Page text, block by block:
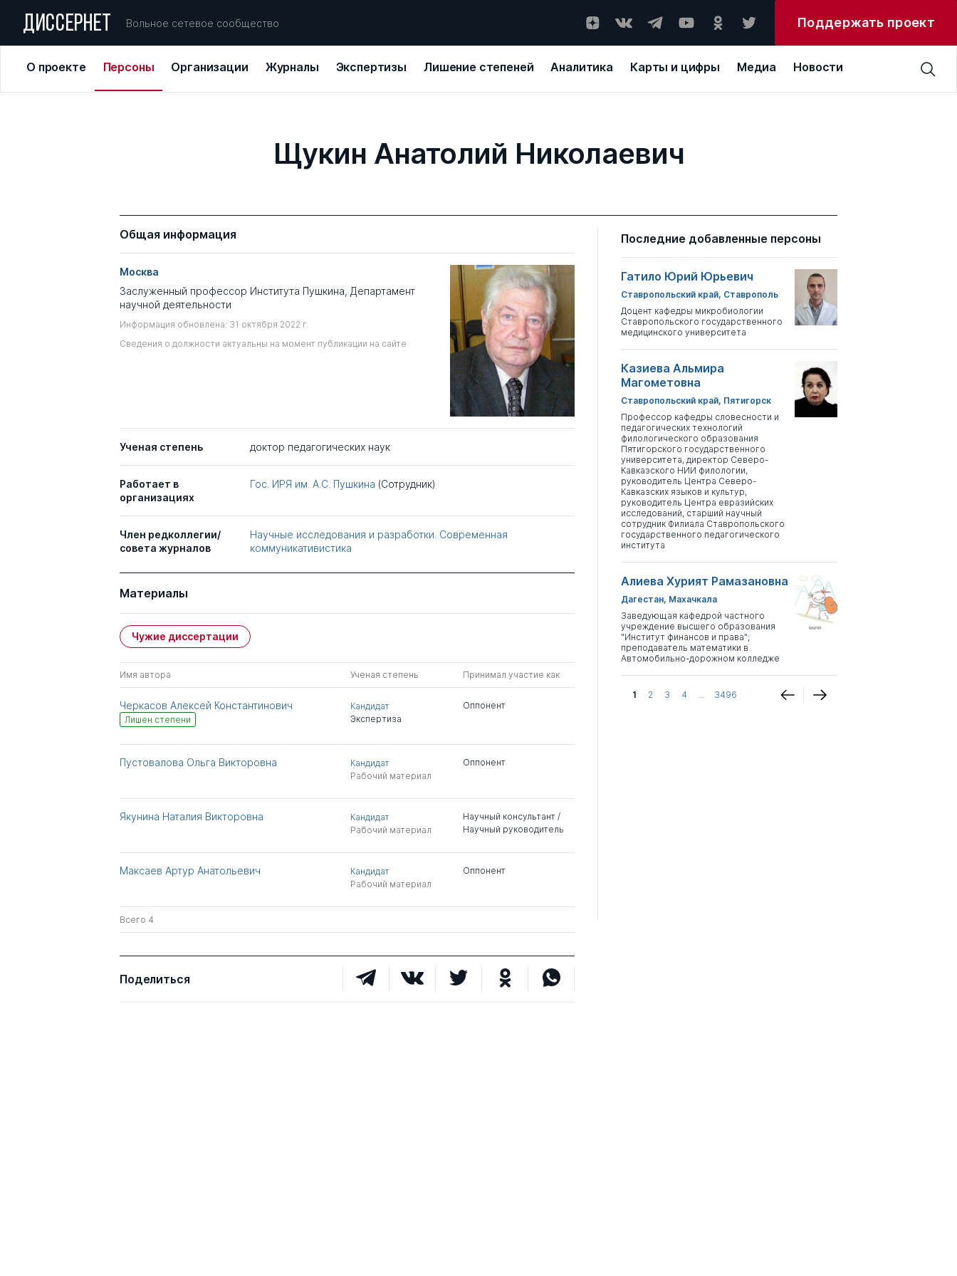
ДИССЕРНЕТ Вольное сетевое сообщество Поддержать проект
О проекте Персоны Организации Журналы Экспертизы Лишение степеней Аналитика Карты и цифры Медиа Новости
Щукин Анатолий Николаевич
Общая информация
Москва
Заслуженный профессор Института Пушкина, Департамент
научной деятельности
Информация обновлена: 31 октября 2022 г.
Сведения о должности актуальны на момент публикации на сайте
Ученая степень доктор педагогических наук
Работает в
организациях
Гос. ИРЯ им. А.С. Пушкина (Сотрудник)
Член редколлегии/
совета журналов
Научные исследования и разработки. Современная
коммуникативистика
Материалы
Чужие диссертации
Имя автора Ученая степень Принимал участие как
Черкасов Алексей Константинович
Лишен степени
Кандидат
Экспертиза
Оппонент
Пустовалова Ольга Викторовна
Кандидат
Рабочий материал
Оппонент
Якунина Наталия Викторовна
Кандидат
Рабочий материал
Научный консультант /
Научный руководитель
Максаев Артур Анатольевич
Кандидат
Рабочий материал
Оппонент
Всего 4
Поделиться
Последние добавленные персоны
Гатило Юрий Юрьевич
Ставропольский край, Ставрополь
Доцент кафедры микробиологии
Ставропольского государственного
медицинского университета
Казиева Альмира
Магометовна
Ставропольский край, Пятигорск
Профессор кафедры словесности и
педагогических технологий
филологического образования
Пятигорского государственного
университета, директор Северо-
Кавказского НИИ филологии,
руководитель Центра Северо-
Кавказских языков и культур,
руководитель Центра евразийских
исследований, старший научный
сотрудник Филиала Ставропольского
государственного педагогического
института
Алиева Хурият Рамазановна
Дагестан, Махачкала
Заведующая кафедрой частного
учреждение высшего образования
"Институт финансов и права";
преподаватель математики в
Автомобильно-дорожном колледже
1 2 3 4 ... 3496